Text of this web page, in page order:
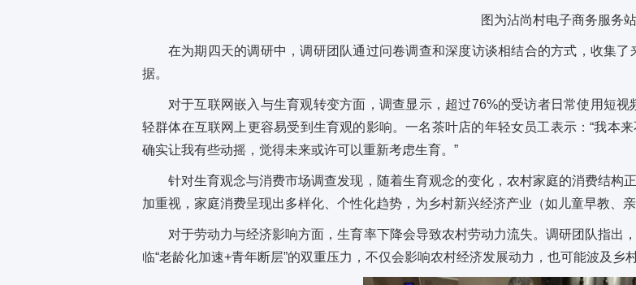
图为沾尚村电子商务服务站
在为期四天的调研中，调研团队通过问卷调查和深度访谈相结合的方式，收集
据。
对于互联网嵌入与生育观转变方面，调查显示，超过76%的受访者日常使用短
轻群体在互联网上更容易受到生育观的影响。一名茶叶店的年轻女员工表示：“我本
确实让我有些动摇，觉得未来或许可以重新考虑生育。”
针对生育观念与消费市场调查发现，随着生育观念的变化，农村家庭的消费结构
加重视，家庭消费呈现出多样化、个性化趋势，为乡村新兴经济产业（如儿童早教、
对于劳动力与经济影响方面，生育率下降会导致农村劳动力流失。调研团队指出
临“老龄化加速+青年断层”的双重压力，不仅会影响农村经济发展动力，也可能波及乡